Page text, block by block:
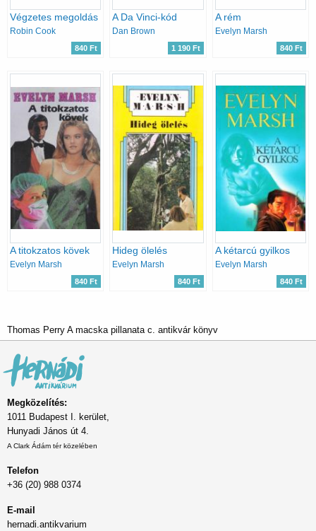
Végzetes megoldás
Robin Cook
840 Ft
A Da Vinci-kód
Dan Brown
1 190 Ft
A rém
Evelyn Marsh
840 Ft
A titokzatos kövek
Evelyn Marsh
840 Ft
Hideg ölelés
Evelyn Marsh
840 Ft
A kétarcú gyilkos
Evelyn Marsh
840 Ft
Thomas Perry A macska pillanata c. antikvár könyv
Megközelítés:
1011 Budapest I. kerület,
Hunyadi János út 4.
A Clark Ádám tér közelében
Telefon
+36 (20) 988 0374
E-mail
hernadi.antikvarium